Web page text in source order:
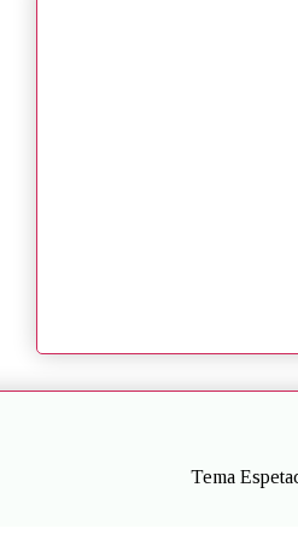
Tema